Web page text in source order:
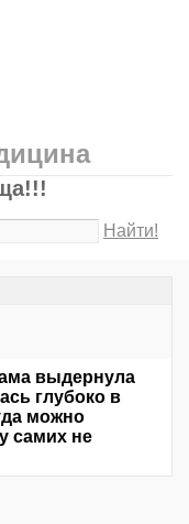
Найти!
выдернула
глубоко в
можно
самих не